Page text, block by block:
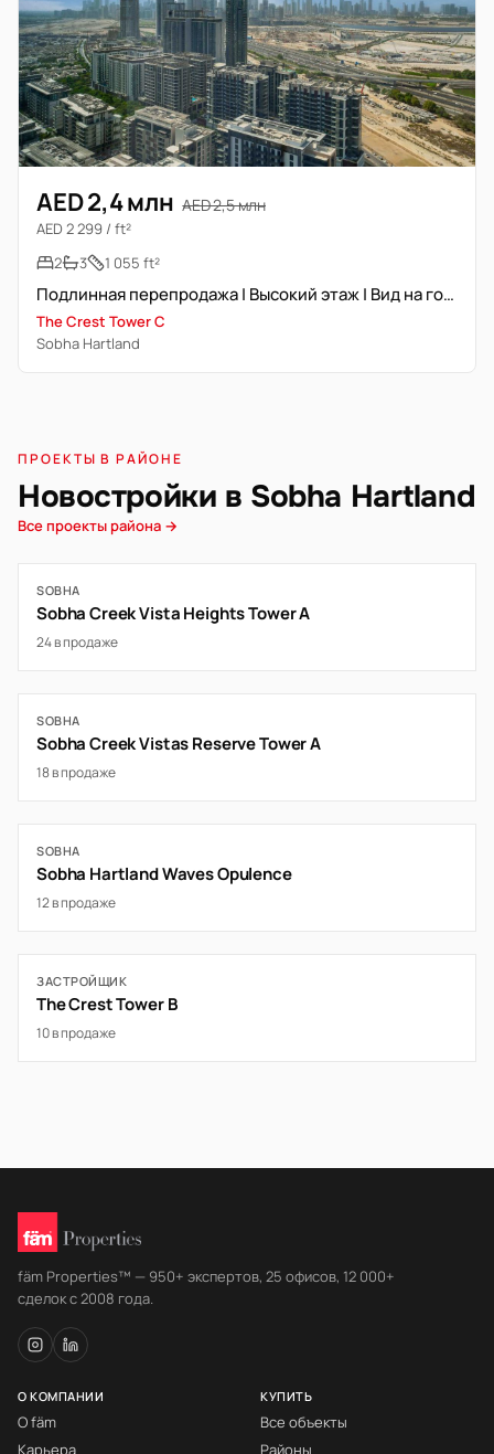
AED 2,4 млн AED 2,5 млн
AED 2 299 / ft²
2
3 1 055 ft²
Подлинная перепродажа | Высокий этаж | Вид на горизонт
The Crest Tower C
Sobha Hartland
ПРОЕКТЫ В РАЙОНЕ
Новостройки в Sobha Hartland
Все проекты района →
SOBHA
Sobha Creek Vista Heights Tower A
24 в продаже
SOBHA
Sobha Creek Vistas Reserve Tower A
18 в продаже
SOBHA
Sobha Hartland Waves Opulence
12 в продаже
ЗАСТРОЙЩИК
The Crest Tower B
10 в продаже
fäm Properties™ — 950+ экспертов, 25 офисов, 12 000+
сделок с 2008 года.
О КОМПАНИИ
О fäm
Карьера
КУПИТЬ
Все объекты
Районы